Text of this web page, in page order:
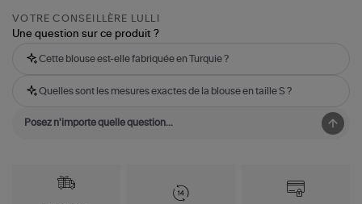
VOTRE CONSEILLÈRE LULLI
Une question sur ce produit ?
Cette blouse est-elle fabriquée en Turquie ?
Quelles sont les mesures exactes de la blouse en taille S ?